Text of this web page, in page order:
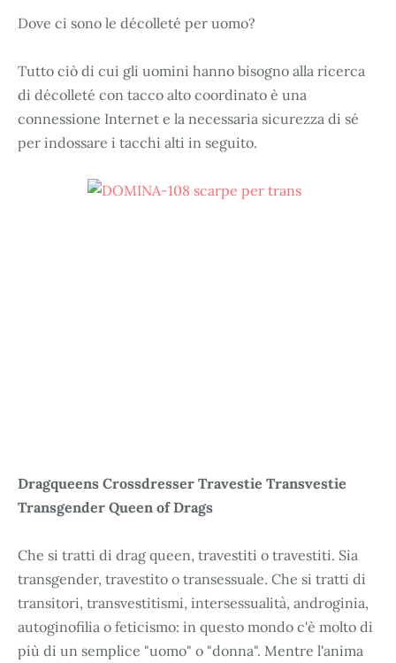
Dove ci sono le décolleté per uomo?
Tutto ciò di cui gli uomini hanno bisogno alla ricerca
di décolleté con tacco alto coordinato è una
connessione Internet e la necessaria sicurezza di sé
per indossare i tacchi alti in seguito.
Dragqueens Crossdresser Travestie Transvestie
Transgender Queen of Drags
Che si tratti di drag queen, travestiti o travestiti. Sia
transgender, travestito o transessuale. Che si tratti di
transitori, transvestitismi, intersessualità, androginia,
autoginofilia o feticismo: in questo mondo c'è molto di
più di un semplice "uomo" o "donna". Mentre l'anima